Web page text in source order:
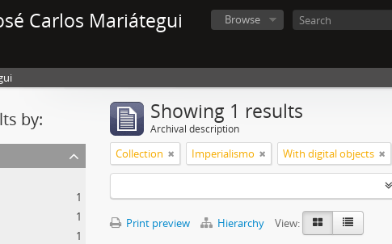
Carlos Mariátegui Browse
by:
1
1
1
Showing 1 results
Archival description
Collection Imperialismo With digital objects
Print preview Hierarchy View: